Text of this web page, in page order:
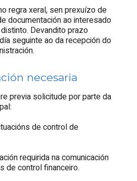
regra xeral, sen prexuízo de
documentación ao interesado
Devandito prazo
seguinte ao da recepción do
necesaria
previa solicitude por parte da
de control de
requirida na comunicación
de control financeiro.